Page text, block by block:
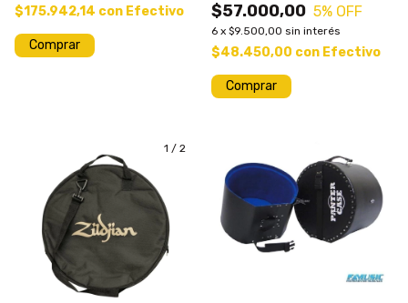
$175.942,14 con Efectivo
Comprar
$57.000,00 5% OFF
6 x $9.500,00 sin interés
$48.450,00 con Efectivo
1 / 2